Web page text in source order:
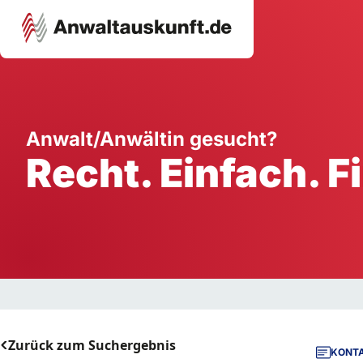
Ausbildung
Handwerk
Dienstleistung
Anwalt/Anwältin gesucht?
Recht. Einfach.
Zurück zum Suchergebnis